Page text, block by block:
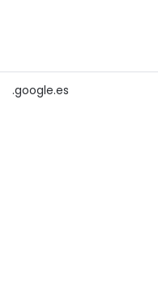
.google.es